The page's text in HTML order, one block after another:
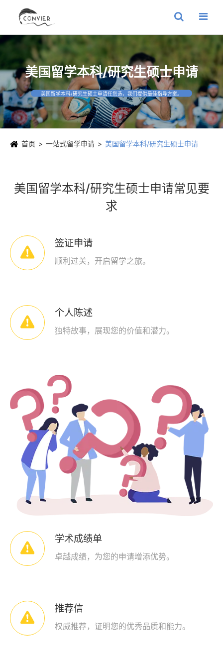
美国留学本科/研究生硕士申请
美国留学本科/研究生硕士申请任您选，我们提供最佳指导方案。
首页 一站式留学申请 美国留学本科/研究生硕士申请
美国留学本科/研究生硕士申请常见要
求

签证申请
顺利过关，开启留学之旅。

个人陈述
独特故事，展现您的价值和潜力。

学术成绩单
卓越成绩，为您的申请增添优势。

推荐信
权威推荐，证明您的优秀品质和能力。